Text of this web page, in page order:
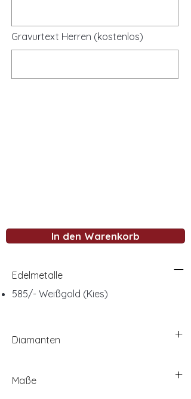
Gravurtext Herren (kostenlos)
In den Warenkorb
Edelmetalle
585/- Weißgold (Kies)
Diamanten
Maße